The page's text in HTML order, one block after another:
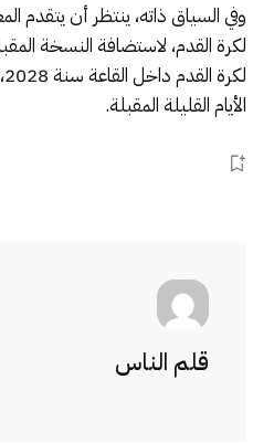
وفي السياق ذاته، ينتظر أن يتقدم
لكرة القدم، لاستضافة النسخة
الأيام القليلة المقبلة.
قلم الناس